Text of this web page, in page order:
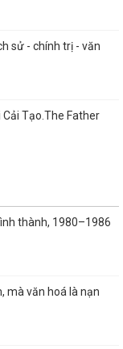
sử - chính trị - văn
Cải Tạo.The Father
thành, 1980–1986
mà văn hoá là nạn